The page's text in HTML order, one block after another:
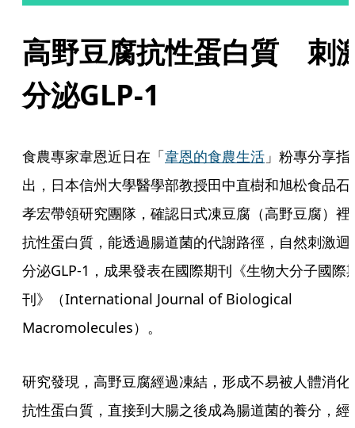
高野豆腐抗性蛋白質　刺
分泌GLP-1
食農專家韋恩近日在「韋恩的食農生活 」粉專分享指
出，日本信州大學醫學部教授田中直樹和旭松食品石
孝宏帶領研究團隊，確認日式凍豆腐（高野豆腐）裡
抗性蛋白質，能透過腸道菌的代謝路徑，自然刺激迴
分泌GLP-1，成果發表在國際期刊《生物大分子國際
刊》（International Journal of Biological
Macromolecules）。
研究發現，高野豆腐經過凍結，形成不易被人體消化
抗性蛋白質，直接到大腸之後成為腸道菌的養分，經